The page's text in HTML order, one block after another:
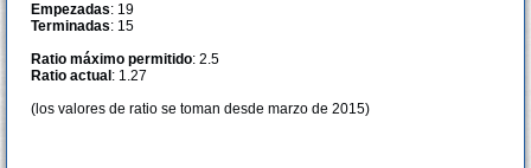
Empezadas: 19
Terminadas: 15
Ratio máximo permitido: 2.5
Ratio actual : 1.27
(los valores de ratio se toman desde marzo de 2015)